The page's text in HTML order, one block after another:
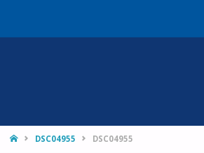
HOMEDSC04955 DSC04955